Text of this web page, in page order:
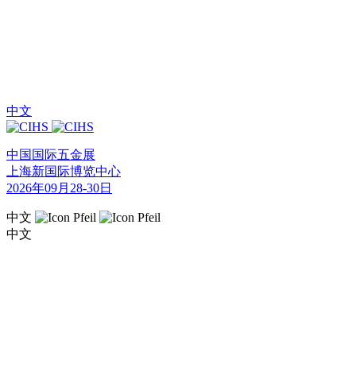
中文
中国国际五金展
上海新国际博览中心
2026年09月28-30日
中文
中文